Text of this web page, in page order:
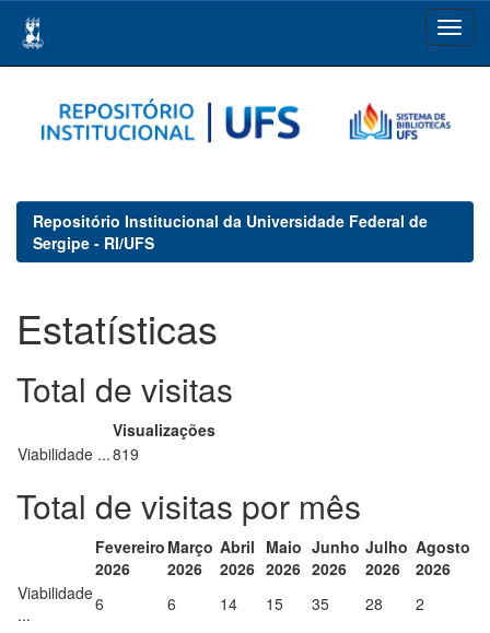
navigation
Repositório Institucional da Universidade Federal de
Sergipe - RI/UFS
Estatísticas
Total de visitas
Visualizações
Viabilidade ...819
Total de visitas por mês
Fevereiro
2026
Março
2026
Abril
2026
Maio
2026
Junho
2026
Julho
2026
Agosto
2026
Viabilidade
...
6 6 14 15 35 28 2